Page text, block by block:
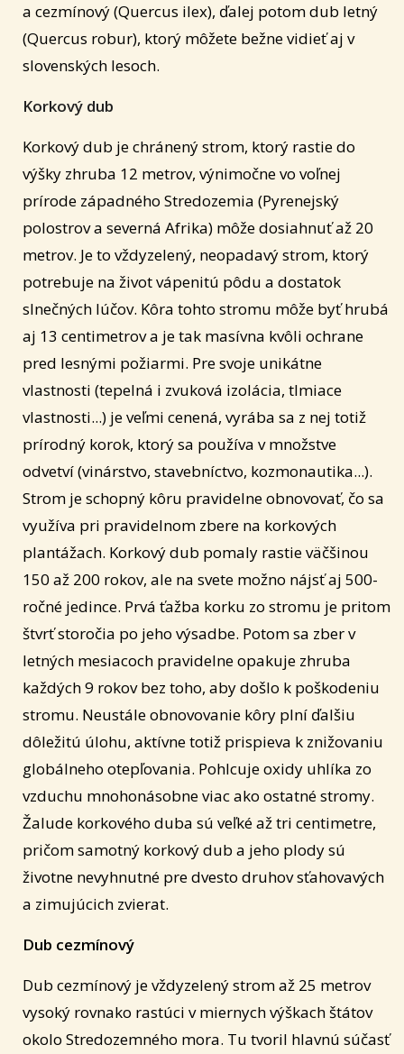
a cezmínový (Quercus ilex), ďalej potom dub letný
(Quercus robur), ktorý môžete bežne vidieť aj v
slovenských lesoch.
Korkový dub
Korkový dub je chránený strom, ktorý rastie do
výšky zhruba 12 metrov, výnimočne vo voľnej
prírode západného Stredozemia (Pyrenejský
polostrov a severná Afrika) môže dosiahnuť až 20
metrov. Je to vždyzelený, neopadavý strom, ktorý
potrebuje na život vápenitú pôdu a dostatok
slnečných lúčov. Kôra tohto stromu môže byť hrubá
aj 13 centimetrov a je tak masívna kvôli ochrane
pred lesnými požiarmi. Pre svoje unikátne
vlastnosti (tepelná i zvuková izolácia, tlmiace
vlastnosti...) je veľmi cenená, vyrába sa z nej totiž
prírodný korok, ktorý sa používa v množstve
odvetví (vinárstvo, stavebníctvo, kozmonautika...).
Strom je schopný kôru pravidelne obnovovať, čo sa
využíva pri pravidelnom zbere na korkových
plantážach. Korkový dub pomaly rastie väčšinou
150 až 200 rokov, ale na svete možno nájsť aj 500-
ročné jedince. Prvá ťažba korku zo stromu je pritom
štvrť storočia po jeho výsadbe. Potom sa zber v
letných mesiacoch pravidelne opakuje zhruba
každých 9 rokov bez toho, aby došlo k poškodeniu
stromu. Neustále obnovovanie kôry plní ďalšiu
dôležitú úlohu, aktívne totiž prispieva k znižovaniu
globálneho otepľovania. Pohlcuje oxidy uhlíka zo
vzduchu mnohonásobne viac ako ostatné stromy.
Žalude korkového duba sú veľké až tri centimetre,
pričom samotný korkový dub a jeho plody sú
životne nevyhnutné pre dvesto druhov sťahovavých
a zimujúcich zvierat.
Dub cezmínový
Dub cezmínový je vždyzelený strom až 25 metrov
vysoký rovnako rastúci v miernych výškach štátov
okolo Stredozemného mora. Tu tvoril hlavnú súčasť